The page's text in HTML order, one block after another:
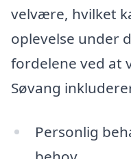
velvære, hvilket
oplevelse under
fordelene ved at
Søvang
Personlig